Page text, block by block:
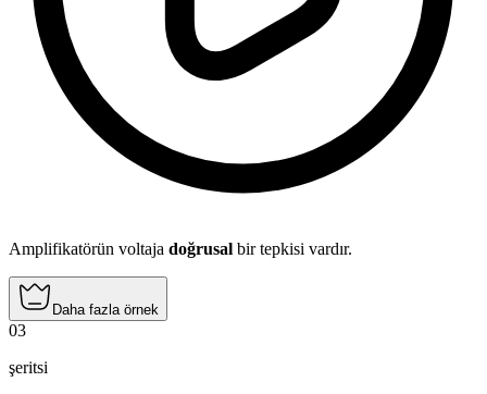
Amplifikatörün voltaja doğrusal bir tepkisi vardır.
Daha fazla örnek
03
şeritsi